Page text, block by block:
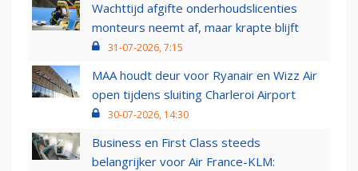
Wachttijd afgifte onderhoudslicenties
monteurs neemt af, maar krapte blijft
31-07-2026, 7:15
MAA houdt deur voor Ryanair en Wizz Air
open tijdens sluiting Charleroi Airport
30-07-2026, 14:30
Business en First Class steeds
belangrijker voor Air France-KLM: